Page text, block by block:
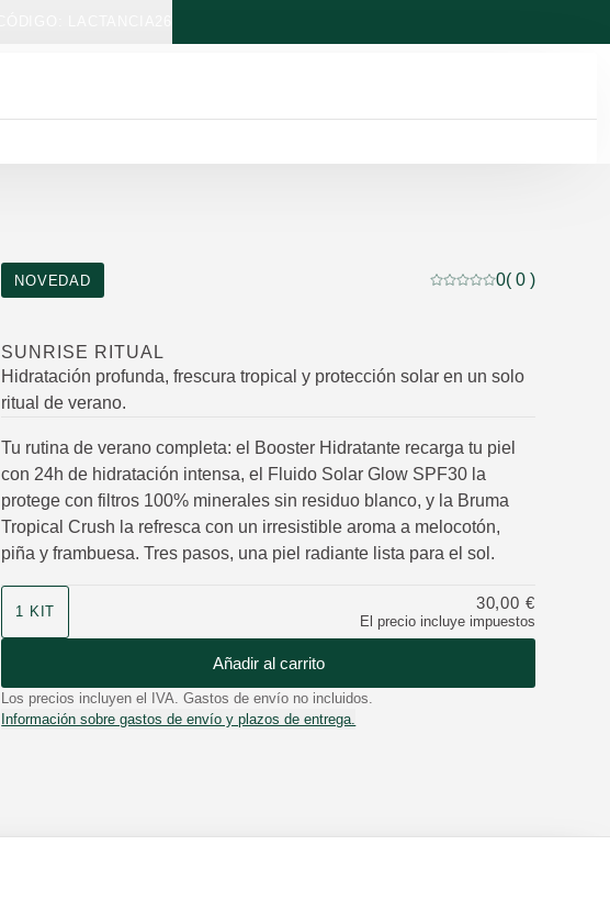
NOVEDAD
Puntuación: 0 / 5
0( 0 )
SUNRISE RITUAL
Hidratación profunda, frescura tropical y protección solar en un solo
ritual de verano.
Tu rutina de verano completa: el Booster Hidratante recarga tu piel
con 24h de hidratación intensa, el Fluido Solar Glow SPF30 la
protege con filtros 100% minerales sin residuo blanco, y la Bruma
Tropical Crush la refresca con un irresistible aroma a melocotón,
piña y frambuesa. Tres pasos, una piel radiante lista para el sol.
1 KIT
El precio incluye impuestos
30,00 €
Añadir al carrito
Los precios incluyen el IVA. Gastos de envío no incluidos.
Información sobre gastos de envío y plazos de entrega.